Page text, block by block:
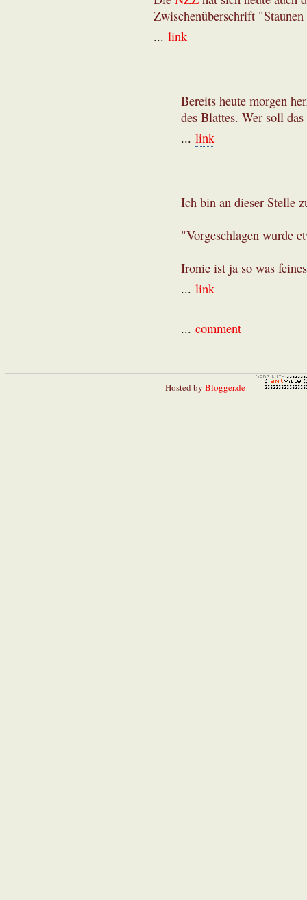
Zwischenüberschrift
... link
Bereits heute morgen
des Blattes. Wer soll
... link
Ich bin an dieser Stelle
"Vorgeschlagen wurde
Ironie ist ja so was
... link
... comment
Hosted by Blogger.de-